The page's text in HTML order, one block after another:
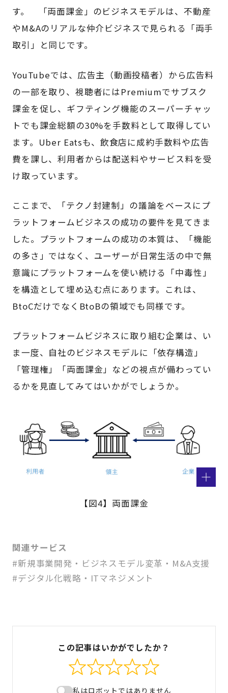
す。 「両面課金」のビジネスモデルは、不動産
やM&Aのリアルな仲介ビジネスで見られる「両手
取引」と同じです。
YouTubeでは、広告主（動画投稿者）から広告料
の一部を取り、視聴者にはPremiumでサブスク
課金を促し、ギフティング機能のスーパーチャッ
トでも課金総額の30%を手数料として取得してい
ます。Uber Eatsも、飲食店に成約手数料や広告
費を課し、利用者からは配送料やサービス料を受
け取っています。
ここまで、「テクノ封建制」の議論をベースにプ
ラットフォームビジネスの成功の要件を見てきま
した。プラットフォームの成功の本質は、「機能
の多さ」ではなく、ユーザーが日常生活の中で無
意識にプラットフォームを使い続ける「中毒性」
を構造として埋め込む点にあります。これは、
BtoCだけでなくBtoBの領域でも同様です。
プラットフォームビジネスに取り組む企業は、い
ま一度、自社のビジネスモデルに「依存構造」
「管理権」「両面課金」などの視点が備わってい
るかを見直してみてはいかがでしょうか。
【図4】両面課金
関連サービス
#新規事業開発・ビジネスモデル変革・M&A支援
#デジタル化戦略・ITマネジメント
この記事はいかがでしたか？
私はロボットではありません